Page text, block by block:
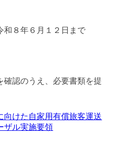
８年６月１２日まで
認のうえ、必要書類を提
向けた自家用有償旅客運送
ザル実施要領